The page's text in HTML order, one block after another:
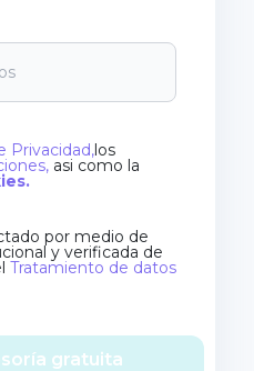
Privacidad,los
asi como la
por medio de
y verificada de
Tratamiento de datos
gratuita